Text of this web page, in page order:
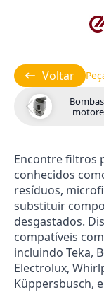
Voltar
Encontre filtros
conhecidos
resíduos,
substituir
desgastados.
compatíveis
incluindo Teka,
Electrolux,
Küppersbusch,